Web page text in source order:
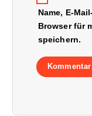
Name, E-
Browser für
speichern.